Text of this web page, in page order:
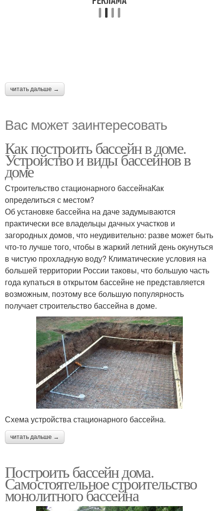
читать дальше →
Вас может заинтересовать
Как построить бассейн в доме.
Устройство и виды бассейнов в
доме
Строительство стационарного бассейнаКак
определиться с местом?
Об установке бассейна на даче задумываются
практически все владельцы дачных участков и
загородных домов, что неудивительно: разве может быть
что-то лучше того, чтобы в жаркий летний день окунуться
в чистую прохладную воду? Климатические условия на
большей территории России таковы, что большую часть
года купаться в открытом бассейне не представляется
возможным, поэтому все большую популярность
получает строительство бассейна в доме.
Схема устройства стационарного бассейна.
читать дальше →
Построить бассейн дома.
Самостоятельное строительство
монолитного бассейна